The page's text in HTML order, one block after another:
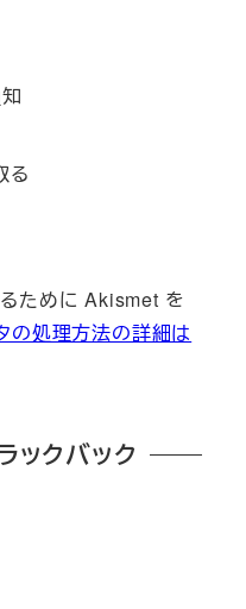
る
ために Akismet を
の処理方法の詳細は
ックバック